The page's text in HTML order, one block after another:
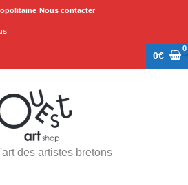
Nous contacter
0€
des artistes bretons